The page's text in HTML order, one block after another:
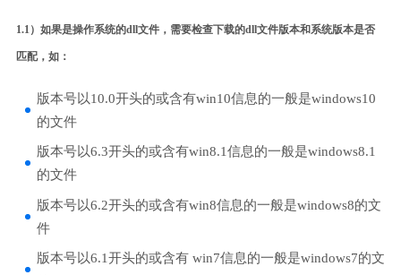
1.1）如果是操作系统的dll文件，需要检查下载的dll文件版本和系统版本是否
匹配，如：
版本号以10.0开头的或含有win10信息的一般是windows10
的文件
版本号以6.3开头的或含有win8.1信息的一般是windows8.1
的文件
版本号以6.2开头的或含有win8信息的一般是windows8的文
件
版本号以6.1开头的或含有 win7信息的一般是windows7的文